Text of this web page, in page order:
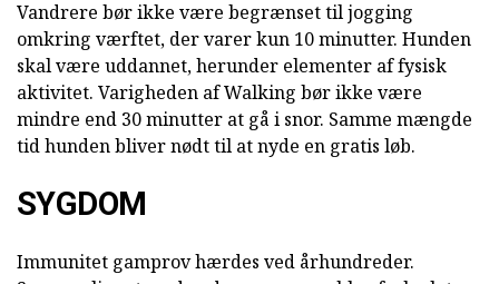
Vandrere bør ikke være begrænset til jogging
omkring værftet, der varer kun 10 minutter. Hunden
skal være uddannet, herunder elementer af fysisk
aktivitet. Varigheden af Walking bør ikke være
mindre end 30 minutter at gå i snor. Samme mængde
tid hunden bliver nødt til at nyde en gratis løb.
SYGDOM
Immunitet gamprov hærdes ved århundreder.